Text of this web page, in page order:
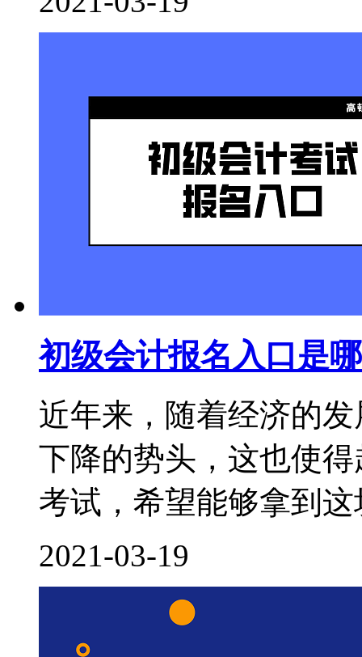
初级会计报名入口是
近年来，随着经济的
下降的势头，这也使
考试，希望能够拿到
2021-03-19